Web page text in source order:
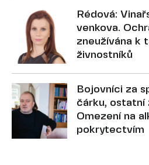
Rédová:
venkova.
zneužívána k
živnostníků
Bojovníci za
čárku, ostatní
Omezení na
pokrytectvím